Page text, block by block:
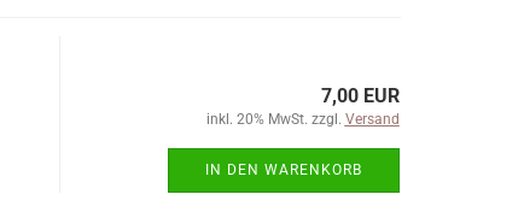
7,00 EUR
inkl. 20% MwSt. zzgl. Versand
IN DEN WARENKORB